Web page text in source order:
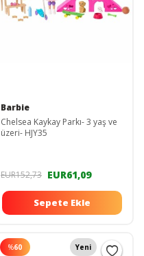
Barbie
Chelsea Kaykay Parkı- 3 yaş ve
üzeri- HJY35
EUR152,73 EUR61,09
Sepete Ekle
%60 Yeni